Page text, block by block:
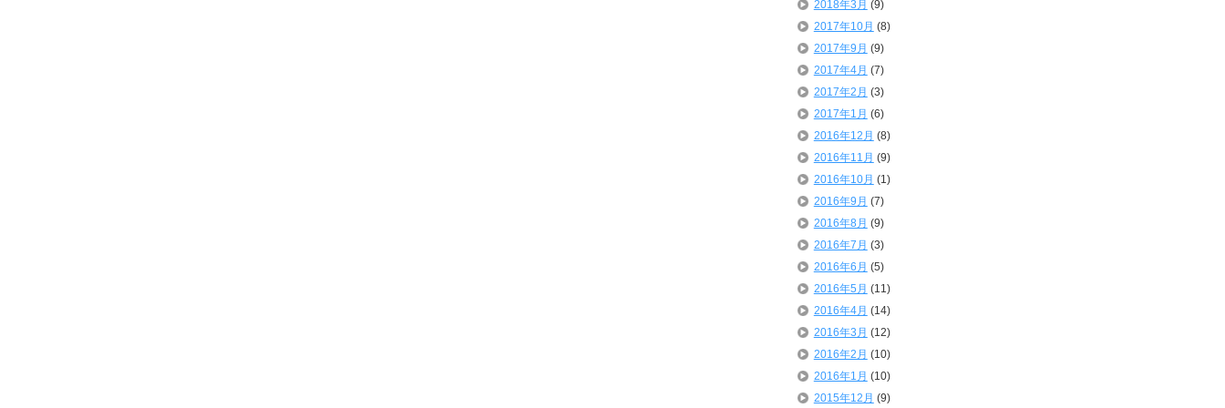
2018年3月 (9)
2017年10月 (8)
2017年9月 (9)
2017年4月 (7)
2017年2月 (3)
2017年1月 (6)
2016年12月 (8)
2016年11月 (9)
2016年10月 (1)
2016年9月 (7)
2016年8月 (9)
2016年7月 (3)
2016年6月 (5)
2016年5月 (11)
2016年4月 (14)
2016年3月 (12)
2016年2月 (10)
2016年1月 (10)
2015年12月 (9)